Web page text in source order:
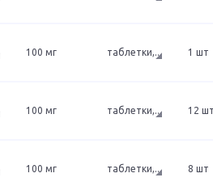
100 мг таблетки,... 1 шт
100 мг таблетки,... 12
100 мг таблетки,... 8 шт